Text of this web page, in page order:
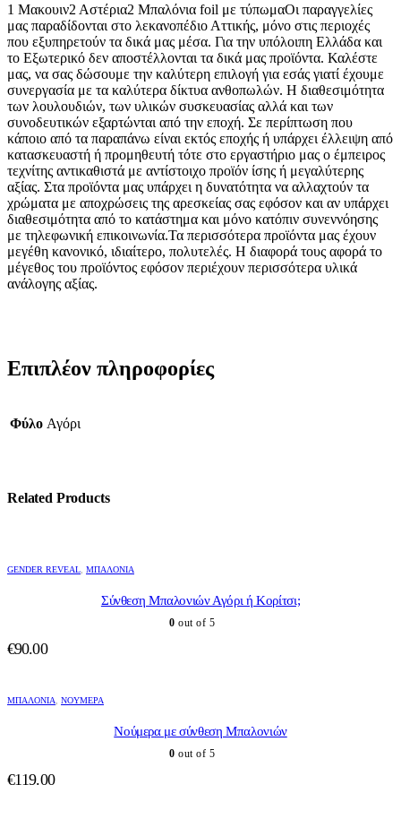
1 Μακουιν2 Αστέρια2 Μπαλόνια foil με τύπωμαΟι παραγγελίες
μας παραδίδονται στο λεκανοπέδιο Αττικής, μόνο στις περιοχές
που εξυπηρετούν τα δικά μας μέσα. Για την υπόλοιπη Ελλάδα και
το Εξωτερικό δεν αποστέλλονται τα δικά μας προϊόντα. Καλέστε
μας, να σας δώσουμε την καλύτερη επιλογή για εσάς γιατί έχουμε
συνεργασία με τα καλύτερα δίκτυα ανθοπωλών. Η διαθεσιμότητα
των λουλουδιών, των υλικών συσκευασίας αλλά και των
συνοδευτικών εξαρτώνται από την εποχή. Σε περίπτωση που
κάποιο από τα παραπάνω είναι εκτός εποχής ή υπάρχει έλλειψη από
κατασκευαστή ή προμηθευτή τότε στο εργαστήριο μας ο έμπειρος
τεχνίτης αντικαθιστά με αντίστοιχο προϊόν ίσης ή μεγαλύτερης
αξίας. Στα προϊόντα μας υπάρχει η δυνατότητα να αλλαχτούν τα
χρώματα με αποχρώσεις της αρεσκείας σας εφόσον και αν υπάρχει
διαθεσιμότητα από το κατάστημα και μόνο κατόπιν συνεννόησης
με τηλεφωνική επικοινωνία.Τα περισσότερα προϊόντα μας έχουν
μεγέθη κανονικό, ιδιαίτερο, πολυτελές. Η διαφορά τους αφορά το
μέγεθος του προϊόντος εφόσον περιέχουν περισσότερα υλικά
ανάλογης αξίας.
Επιπλέον πληροφορίες
Φύλο Αγόρι
Related Products
GENDER REVEAL ΜΠΑΛΌΝΙΑ
Σύνθεση Μπαλονιών Αγόρι ή Κορίτσι;
0 out of 5
€90.00
ΜΠΑΛΌΝΙΑ ΝΟΎΜΕΡΑ
Νούμερα με σύνθεση Μπαλονιών
0 out of 5
€119.00